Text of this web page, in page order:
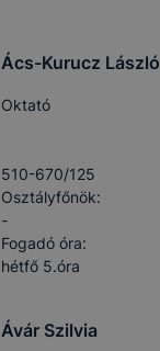
Ács-Kurucz László
Oktató
510-670/125
Osztályfőnök:
-
Fogadó óra:
hétfő 5.óra
Ávár Szilvia